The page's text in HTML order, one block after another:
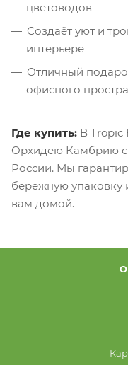
цветоводов
Создаёт уют и
интерьере
Отличный
офисного
Где купить: В Tropic
Орхидею Камбрию с
России. Мы
бережную упаковку
вам домой.